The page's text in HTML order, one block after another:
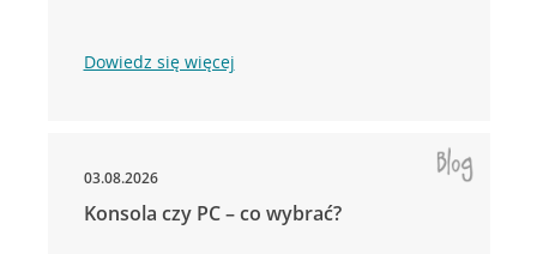
Dowiedz się więcej
03.08.2026
Konsola czy PC – co wybrać?